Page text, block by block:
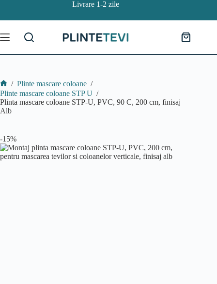
conținut306.00lei 260.00lei
are
mai
Livrare 1-2 zile
Coș
Home
/ Plinte mascare coloane /
Plinte mascare coloane STP U /
Plinta mascare coloane STP-U, PVC, 90 C, 200 cm, finisaj
Alb
-15%